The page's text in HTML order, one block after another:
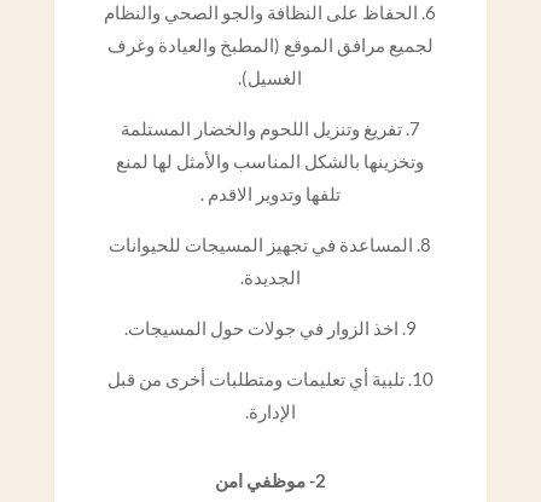
6. الحفاظ على النظافة والجو الصحي والنظام
لجميع مرافق الموقع (المطبخ والعيادة وغرف
الغسيل).
7. تفريغ وتنزيل اللحوم والخضار المستلمة
وتخزينها بالشكل المناسب والأمثل لها لمنع
تلفها وتدوير الاقدم .
8. المساعدة في تجهيز المسيجات للحيوانات
الجديدة.
9. اخذ الزوار في جولات حول المسيجات.
10. تلبية أي تعليمات ومتطلبات أخرى من قبل
الإدارة.
2- موظفي امن